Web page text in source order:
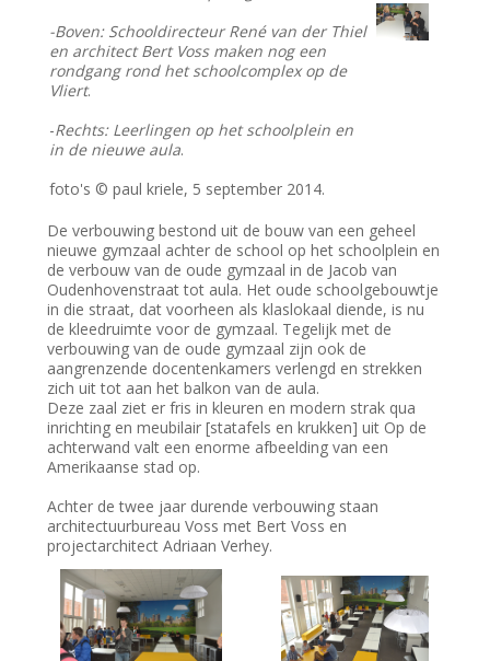
-Boven: Schooldirecteur René van der Thiel
en architect Bert Voss maken nog een
rondgang rond het schoolcomplex op de
Vliert.
-Rechts: Leerlingen op het schoolplein en
in de nieuwe aula.
foto's © paul kriele, 5 september 2014.
De verbouwing bestond uit de bouw van een geheel
nieuwe gymzaal achter de school op het schoolplein en
de verbouw van de oude gymzaal in de Jacob van
Oudenhovenstraat tot aula. Het oude schoolgebouwtje
in die straat, dat voorheen als klaslokaal diende, is nu
de kleedruimte voor de gymzaal. Tegelijk met de
verbouwing van de oude gymzaal zijn ook de
aangrenzende docentenkamers verlengd en strekken
zich uit tot aan het balkon van de aula.
Deze zaal ziet er fris in kleuren en modern strak qua
inrichting en meubilair [statafels en krukken] uit Op de
achterwand valt een enorme afbeelding van een
Amerikaanse stad op.
Achter de twee jaar durende verbouwing staan
architectuurbureau Voss met Bert Voss en
projectarchitect Adriaan Verhey.